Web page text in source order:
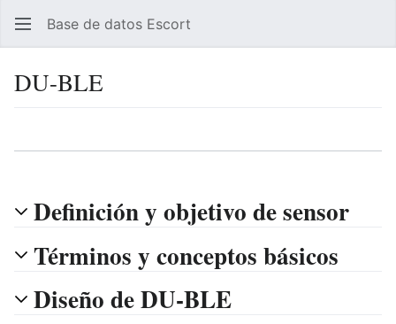
Base de datos Escort
DU-BLE
Definición y objetivo de sensor
Términos y conceptos básicos
Diseño de DU-BLE